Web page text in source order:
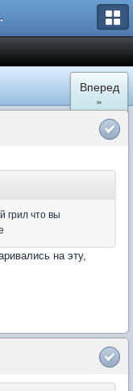
Вперед
»
грил что вы
на эту,